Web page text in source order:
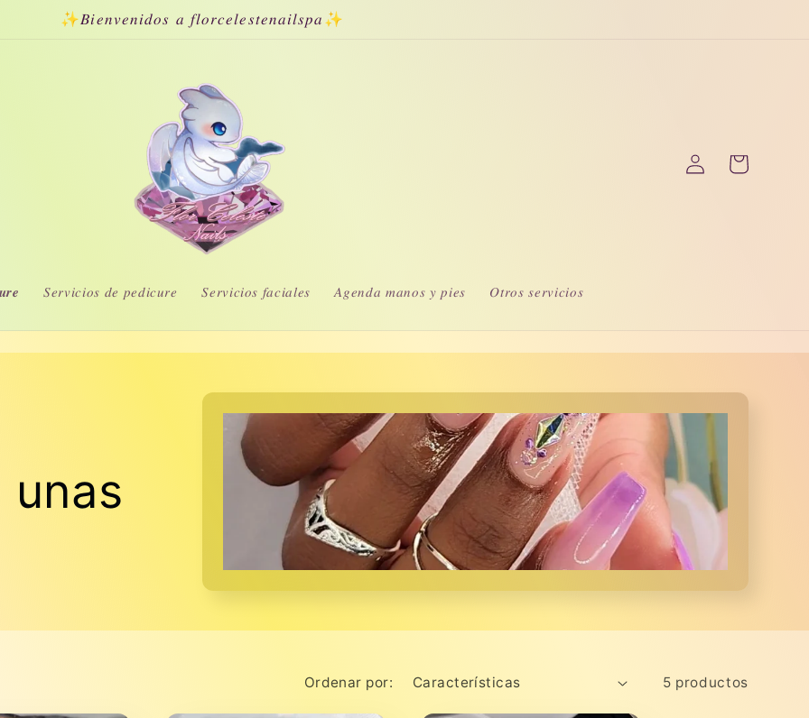
✨𝐵𝑖𝑒𝑛𝑣𝑒𝑛𝑖𝑑𝑜𝑠 𝑎 𝑓𝑙𝑜𝑟𝑐𝑒𝑙𝑒𝑠𝑡𝑒𝑛𝑎𝑖𝑙𝑠𝑝𝑎✨
𝑆𝑒𝑟𝑣𝑖𝑐𝑖𝑜𝑠 𝑑𝑒 𝑝𝑒𝑑𝑖𝑐𝑢𝑟𝑒 𝑆𝑒𝑟𝑣𝑖𝑐𝑖𝑜𝑠 𝑓𝑎𝑐𝑖𝑎𝑙𝑒𝑠 𝐴𝑔𝑒𝑛𝑑𝑎 𝑚𝑎𝑛𝑜𝑠 𝑦 𝑝𝑖𝑒𝑠 𝑂𝑡𝑟𝑜𝑠 𝑠𝑒𝑟𝑣𝑖𝑐𝑖𝑜𝑠
Iniciar
sesión
Carrito
unas
Ordenar por: 5 productos